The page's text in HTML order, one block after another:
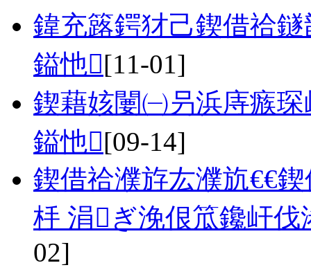
鍏充簬鍔犲己鍥借祫
鎰忚[11-01]
鍥藉姟闄㈠叧浜庤瘯
鎰忚[09-14]
鍥借祫濮斿厷濮斻€€
杽 涓ぎ浼佷笟鑱屽
02]